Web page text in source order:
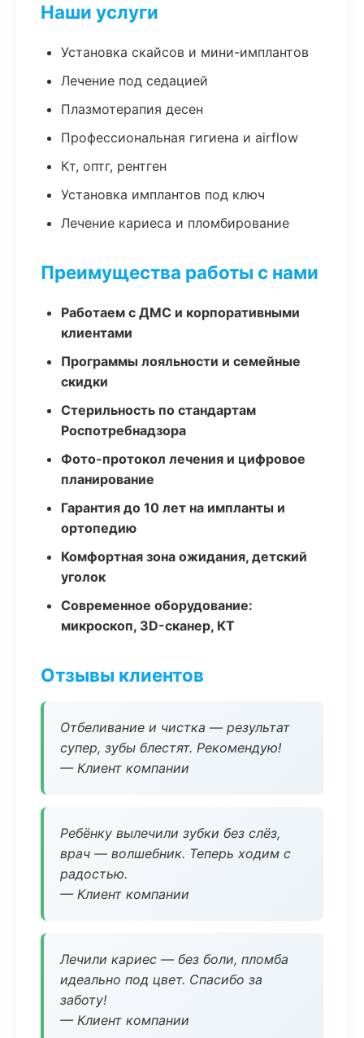
Наши услуги
Установка скайсов и мини-имплантов
Лечение под седацией
Плазмотерапия десен
Профессиональная гигиена и airflow
Кт, оптг, рентген
Установка имплантов под ключ
Лечение кариеса и пломбирование
Преимущества работы с нами
Работаем с ДМС и корпоративными
клиентами
Программы лояльности и семейные
скидки
Стерильность по стандартам
Роспотребнадзора
Фото-протокол лечения и цифровое
планирование
Гарантия до 10 лет на импланты и
ортопедию
Комфортная зона ожидания, детский
уголок
Современное оборудование:
микроскоп, 3D-сканер, КТ
Отзывы клиентов
Отбеливание и чистка — результат
супер, зубы блестят. Рекомендую!
— Клиент компании
Ребёнку вылечили зубки без слёз,
врач — волшебник. Теперь ходим с
радостью.
— Клиент компании
Лечили кариес — без боли, пломба
идеально под цвет. Спасибо за
заботу!
— Клиент компании